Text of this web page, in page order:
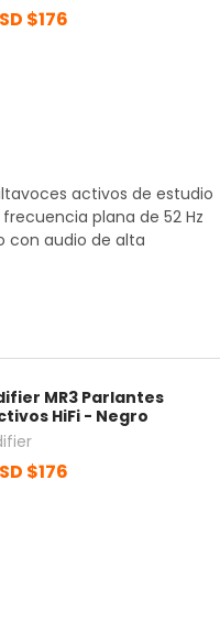
$176
activos de estudio
plana de 52 Hz
con audio de alta
MR3 Parlantes
HiFi - Negro
$176